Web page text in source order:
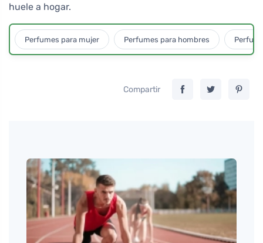
huele a hogar.
Perfumes para mujer Perfumes para hombres
Compartir